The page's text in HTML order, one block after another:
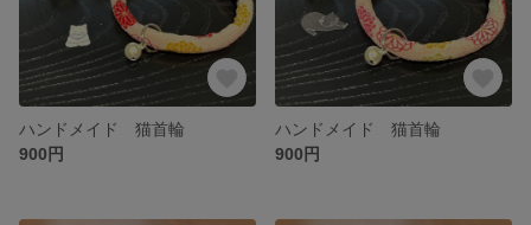
ハンドメイド 猫首輪
900円
ハンドメイド 猫首輪
900円